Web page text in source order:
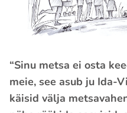
“Sinu metsa ei osta
meie, see asub ju Ida-
käisid välja